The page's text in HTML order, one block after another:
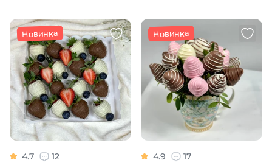
Новинка
4.7 12
Новинка
4.9 17